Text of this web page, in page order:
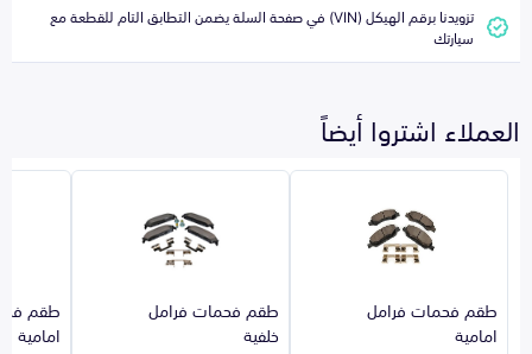
تزويدنا برقم الهيكل (VIN) في صفحة السلة يضمن التطابق التام للقطعة مع
سيارتك
العملاء اشتروا أيضاً
طقم فحمات فرامل
امامية
طقم فحمات فرامل
خلفية
طقم
امامية